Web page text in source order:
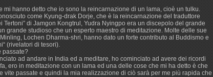
mi hanno detto che io sono la reincarnazione di un lama, cioè un tulku.
come Kyung-drak Dorje, che è la reincarnazione del traduttore
Tertoni” di Jamgon Kongtrul, Yudra Nyingpo era un discepolo del grande
grande studioso che un esperto maestro di meditazione. Molte delle sue
Lochen Dharma-shri, hanno dato un forte contributo al Buddismo e
(rivelatori di tesori).
passate?
ad andare in India ed a meditare, ho cominciato ad avere dei ricordi
ero in meditazione con un lama ed una delle cose che mi ha detto è che
vite passate e quindi la mia realizzazione di ciò sarà per me più rapida che